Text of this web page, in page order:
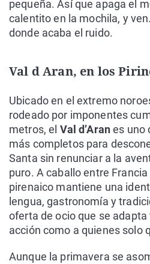
pequeña. Así que apaga el
calentito en la mochila, y
donde acaba el ruido.
Val d Aran, en los
Ubicado en el extremo
rodeado por imponentes
metros, el Val d’Aranes uno
más completos para
Santa sin renunciar a la
puro. A caballo entre
pirenaico mantiene una
lengua, gastronomía y
oferta de ocio que se
acción como a quienes solo
Aunque la primavera se